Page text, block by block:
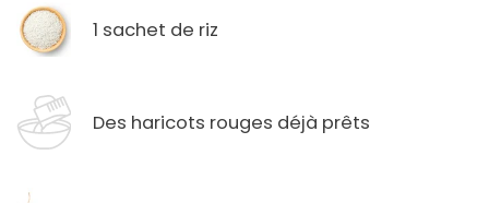
1 sachet de riz
Des haricots rouges déjà prêts